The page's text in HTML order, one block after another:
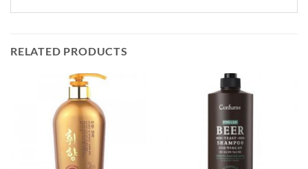
RELATED PRODUCTS